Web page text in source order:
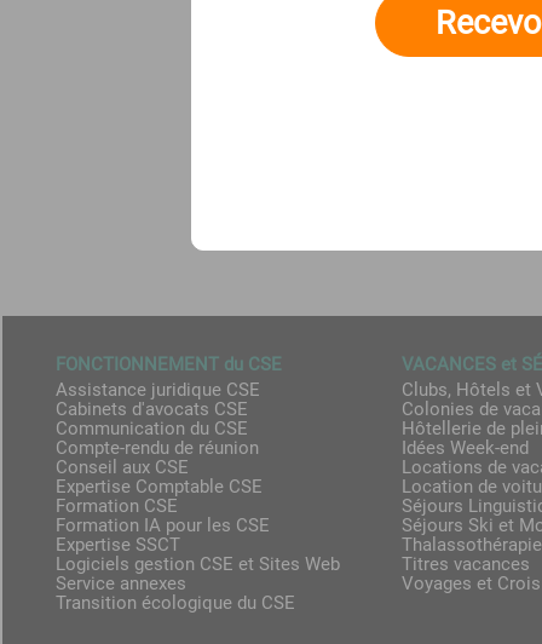
FONCTIONNEMENT du CSE
VACANCES et
Assistance juridique CSE
Clubs, Hôtels et
Cabinets d'avocats CSE
Colonies de
Communication du CSE
Hôtellerie de
Compte-rendu de réunion
Idées Week-end
Conseil aux CSE
Locations de
Expertise Comptable CSE
Location de
Formation CSE
Séjours
Formation IA pour les CSE
Séjours Ski et
Expertise SSCT
Logiciels gestion CSE et Sites Web
Titres vacances
Service annexes
Voyages et
Transition écologique du CSE